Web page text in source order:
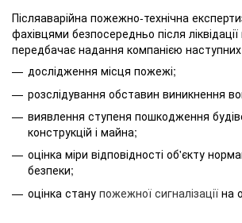
Післяаварійна пожежно-технічна
фахівцями безпосередньо після
передбачає надання компанією
дослідження місця пожежі;
розслідування обставин виникнення
виявлення ступеня пошкодження
конструкцій і майна;
оцінка міри відповідності об'єкту
безпеки;
оцінка стану пожежної сигналізації на